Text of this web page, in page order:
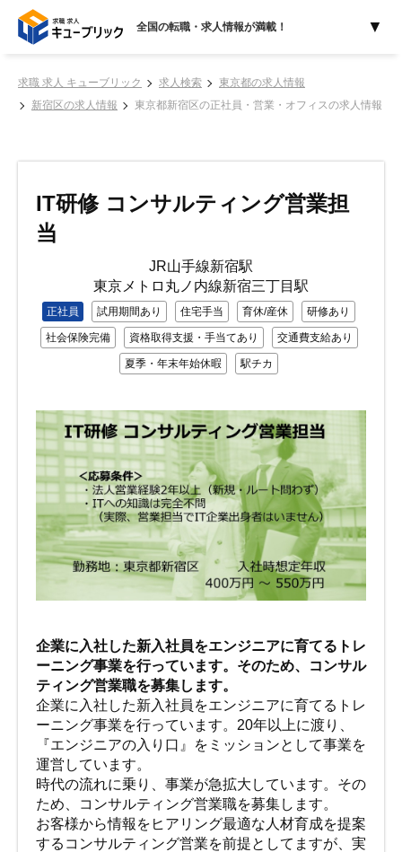
全国の転職・求人情報が満載！
求職 求人 キューブリック 求人検索
東京都の求人情報
新宿区の求人情報
東京都新宿区の正社員・営業・オフィスの求人情報
IT研修 コンサルティング営業担
当
JR山手線新宿駅
東京メトロ丸ノ内線新宿三丁目駅
正社員 試用期間あり 住宅手当 育休/産休 研修あり
社会保険完備 資格取得支援・手当てあり 交通費支給あり
夏季・年末年始休暇 駅チカ
企業に入社した新入社員をエンジニアに育てるトレ
ーニング事業を行っています。そのため、コンサル
ティング営業職を募集します。
企業に入社した新入社員をエンジニアに育てるトレ
ーニング事業を行っています。20年以上に渡り、
『エンジニアの入り口』をミッションとして事業を
運営しています。
時代の流れに乗り、事業が急拡大しています。その
ため、コンサルティング営業職を募集します。
お客様から情報をヒアリング最適な人材育成を提案
するコンサルティング営業を前提としてますが、実